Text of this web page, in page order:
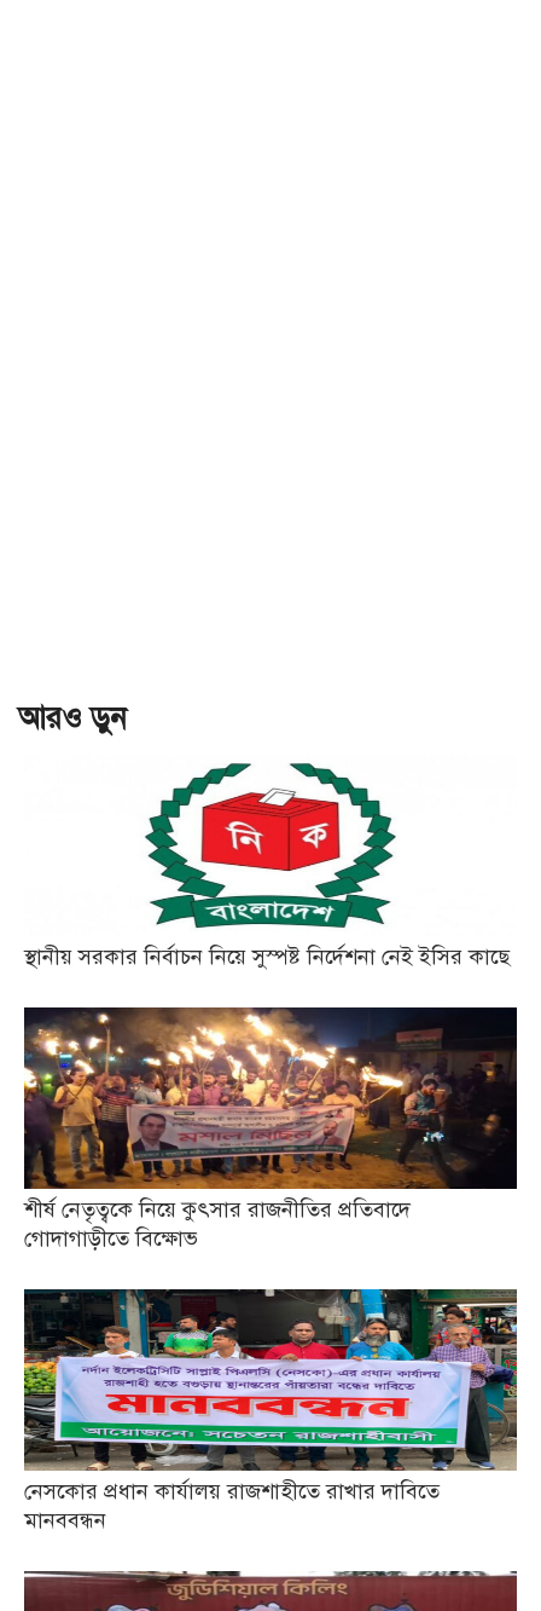
আরও ড়ুন
স্থানীয় সরকার নির্বাচন নিয়ে সুস্পষ্ট নির্দেশনা নেই ইসির কাছে
শীর্ষ নেতৃত্বকে নিয়ে কুৎসার রাজনীতির প্রতিবাদে
গোদাগাড়ীতে বিক্ষোভ
নেসকোর প্রধান কার্যালয় রাজশাহীতে রাখার দাবিতে
মানববন্ধন